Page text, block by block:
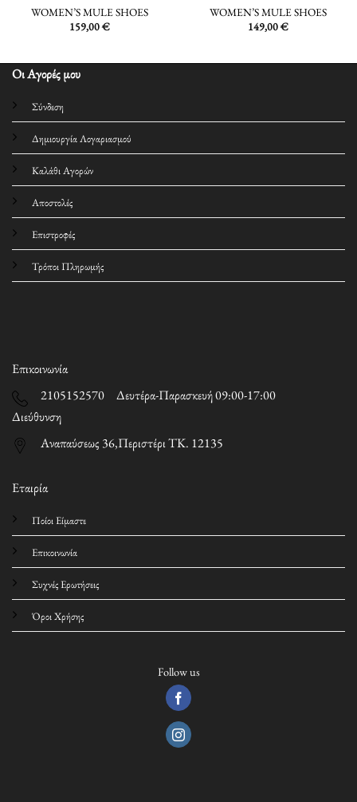
WOMEN’S MULE SHOES
159,00€
WOMEN’S MULE SHOES
149,00€
Οι Αγορές μου
Σύνδεση
Δημιουργία Λογαριασμού
Καλάθι Αγορών
Αποστολές
Επιστροφές
Τρόποι Πληρωμής
Εταιρία
Ποίοι Είμαστε
Επικοινωνία
Συχνές Ερωτήσεις
Όροι Χρήσης
Follow us
Επικοινωνία
2105152570 Δευτέρα-Παρασκευή 09:00-17:00
Διεύθυνση
Αναπαύσεως 36,Περιστέρι ΤΚ. 12135